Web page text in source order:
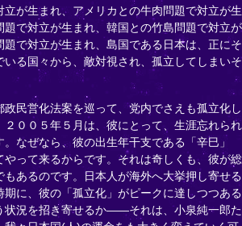
が生まれ、アメリカとの牛肉問題で対立が生
で対立が生まれ、韓国との竹島問題で対立が
で対立が生まれ、島国である日本は、正にそ
る国々から、敵対視され、孤立してしまいそ
民営化法案を巡って、党内でさえも孤立化し
２００５年５月は、彼にとって、生涯忘れられ
なぜなら、彼の出生年干支である「辛巳」
って来るからです。それは奇しくも、彼が総
あるのです。日本人が海外へ大挙押し寄せる
期に、彼の「孤立化」がピークに達しつつある
状況を招き寄せるか――それは、小泉純一郎た